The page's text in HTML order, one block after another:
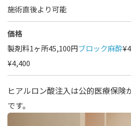
施術直後より可能
価格
製剤料1ヶ所45,100円ブロック麻酔
¥4,400
ヒアルロン酸注入は公的医療保険
です。